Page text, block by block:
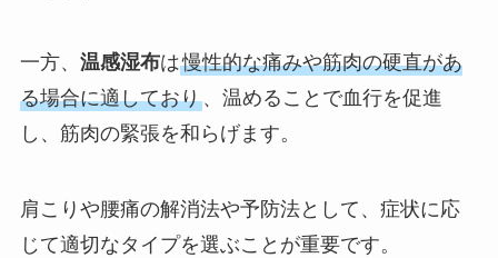
一方、 温感湿布は慢性的な痛みや筋肉の硬直があ
る場合に適しており、温めることで血行を促進
し、筋肉の緊張を和らげます。
肩こりや腰痛の解消法や予防法として、症状に応
じて適切なタイプを選ぶことが重要です。